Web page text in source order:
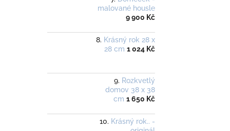
malované housle
9 900 Kč
Krásný rok 28 x
28 cm 1 024 Kč
Rozkvetlý
domov 38 x 38
cm 1 650 Kč
Krásný rok.. -